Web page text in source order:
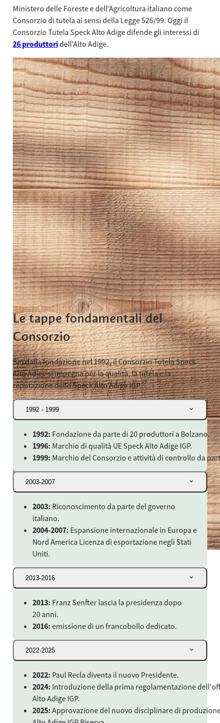
Ministero delle Foreste e dell'Agricoltura italiano come
Consorzio di tutela ai sensi della Legge 526/99. Oggi il
Consorzio Tutela Speck Alto Adige difende gli interessi di
26 produttoridell'Alto Adige.
Le tappe fondamentali del
Consorzio
Sin dalla fondazione nel 1992, il Consorzio Tutela Speck
Alto Adige si impegna per la qualità, la tutela e la
reputazione dello Speck Alto Adige IGP.
1992 - 1999
1992: Fondazione da parte di 20 produttori a Bolzano.
1996: Marchio di qualità UE Speck Alto Adige IGP.
1999: Marchio del Consorzio e attività di controllo da
2003-2007
2003: Riconoscimento da parte del governo
italiano.
2004-2007: Espansione internazionale in Europa e
Nord America Licenza di esportazione negli Stati
Uniti.
2013-2016
2013: Franz Senfter lascia la presidenza dopo
20 anni.
2016: emissione di un francobollo dedicato.
2022-2025
2022: Paul Recla diventa il nuovo Presidente.
2024: Introduzione della prima regolamentazione
Alto Adige IGP.
2025: Approvazione del nuovo disciplinare di